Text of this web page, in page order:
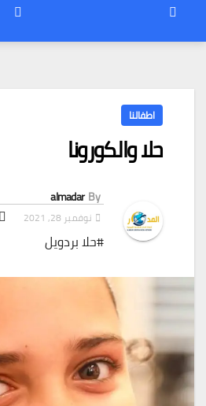
اطفالنا
حلا والكورونا
By
almadar
نوفمبر 28, 2021
#حلا بردويل